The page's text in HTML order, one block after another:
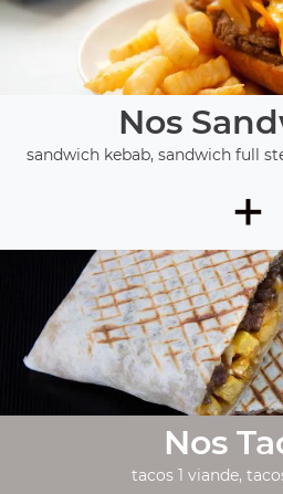
Nos
sandwich kebab, sandwich full
+
Nos
tacos 1 viande,